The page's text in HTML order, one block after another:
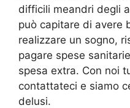
difficili meandri degli
può capitare di avere
realizzare un sogno,
pagare spese
spesa extra. Con noi
contattateci e siamo
delusi.